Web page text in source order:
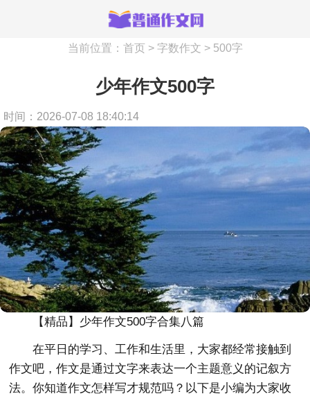
当前位置： 首页 > 字数作文 > 500字
少年作文500字
时间：2026-07-08 18:40:14
【精品】少年作文500字合集八篇
在平日的学习、工作和生活里，大家都经常接触到
作文吧，作文是通过文字来表达一个主题意义的记叙方
法。你知道作文怎样写才规范吗？以下是小编为大家收